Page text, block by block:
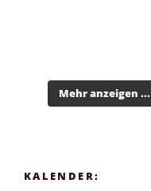
Mehr anzeigen ...
KALENDER: